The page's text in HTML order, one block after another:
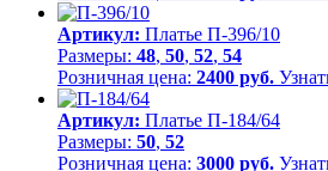
Артикул: Платье П-396/10
Размеры: 48, 50, 52, 54
Розничная цена: 2400 руб.
Артикул: Платье П-184/64
Размеры: 50, 52
Розничная цена: 3000 руб.